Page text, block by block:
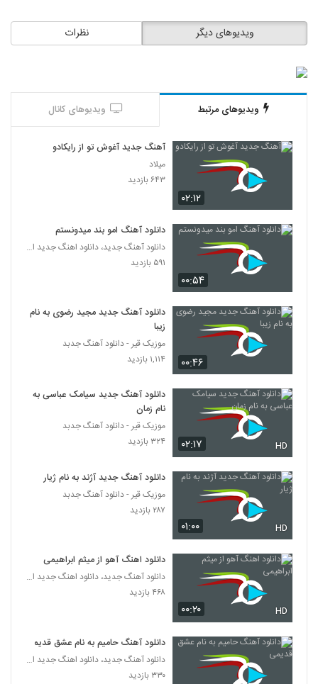
دانلود آهنگ جدید و زیبای مرصاد ماهد با نام
کاش میگفتی
آهنگ دلگیرم ازت از علیرضا بهمنی(پاپ)
دانلود آهنگ محمدرضا کاظمی چشمات
(Mohammadreza Kaazemi
Cheshmat)
امیر عباس پور آهنگ چشام خیس بارون
آهنگ وحید رمضانی بنام جادوی خاص
۲۶۷ بازدید
دانلود آهنگ اشکان تصدی عشق اول
5768
دانلود آهنگ امیر خلیلی بریم شمال
5769
موزیک زیبای جنون از ابوالفضل جعفری زاد
۲۶۲ بازدید
دانلود آهنگ نیستی پیشم از سجاد اوراز
5771
موزیک زیبای جان جان از محمود سهیلی
۲۷۷ بازدید
5772
مرتضی بهزاد آهنگ حس قشنگ
۲۵۵ بازدید
Peyvand Madar
نظرات ویدیوهای دیگر
ویدیوهای مرتبط ویدیوهای کانال
۰۲:۱۲
آهنگ جدید آغوش تو از رایکادو
میلاد
۶۴۳ بازدید
۰۰:۵۴
دانلود آهنگ امو بند میدونستم
دانلود آهنگ جدید، دانلود اهنگ جدید ایرانی
۵۹۱ بازدید
۰۰:۴۶
دانلود آهنگ جدید مجید رضوی به نام
زیبا
موزیک قیر - دانلود آهنگ جدبد
۱,۱۱۴ بازدید
۰۲:۱۷ HD
دانلود آهنگ جدید سیامک عباسی به
نام زمان
موزیک قیر - دانلود آهنگ جدبد
۳۲۴ بازدید
۰۱:۰۰ HD
دانلود آهنگ جدید آژند به نام ژیار
موزیک قیر - دانلود آهنگ جدبد
۲۸۷ بازدید
۰۰:۲۰ HD
دانلود اهنگ آهو از میثم ابراهیمی
دانلود آهنگ جدید، دانلود اهنگ جدید ایرانی
۴۶۸ بازدید
دانلود آهنگ حامیم به نام عشق قدیمی
دانلود آهنگ جدید، دانلود اهنگ جدید ایرانی
۳۳۰ بازدید